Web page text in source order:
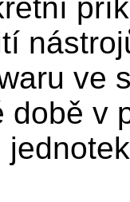
ve
době v